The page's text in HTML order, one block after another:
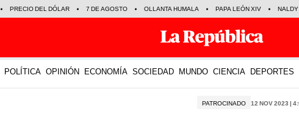
PRECIO DEL DÓLAR 7 DE AGOSTO OLLANTA HUMALA PAPA LEÓN XIV
POLÍTICA OPINIÓN ECONOMÍA SOCIEDAD MUNDO CIENCIA DEPORTES
PATROCINADO 12 Nov 2023 |